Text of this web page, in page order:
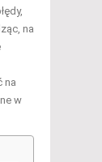
na
na
w